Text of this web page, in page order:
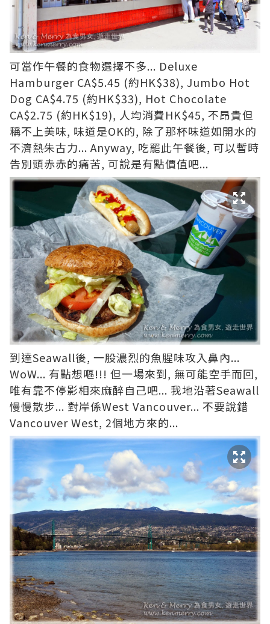
可當作午餐的食物選擇不多... Deluxe
Hamburger CA$5.45 (約HK$38), Jumbo Hot
Dog CA$4.75 (約HK$33), Hot Chocolate
CA$2.75 (約HK$19), 人均消費HK$45, 不昂貴但
稱不上美味, 味道是OK的, 除了那杯味道如開水的
不濟熱朱古力... Anyway, 吃罷此午餐後, 可以暫時
告別頭赤赤的痛苦, 可說是有點價值吧...
到達Seawall後, 一股濃烈的魚腥味攻入鼻內...
WoW... 有點想嘔!!! 但一場來到, 無可能空手而回,
唯有靠不停影相來麻醉自己吧... 我地沿著Seawall
慢慢散步... 對岸係West Vancouver... 不要說錯
Vancouver West, 2個地方來的...